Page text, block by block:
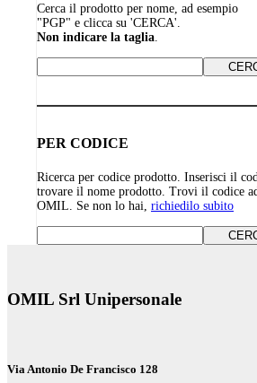
Cerca il prodotto per nome, ad esempio
"PGP" e clicca su 'CERCA'.
Non indicare la taglia
PER CODICE
Ricerca per codice prodotto. Inserisci il
trovare il nome prodotto. Trovi il codice
OMIL. Se non lo hai, richiedilo subito
OMIL Srl Unipersonale
Via Antonio De Francisco 128